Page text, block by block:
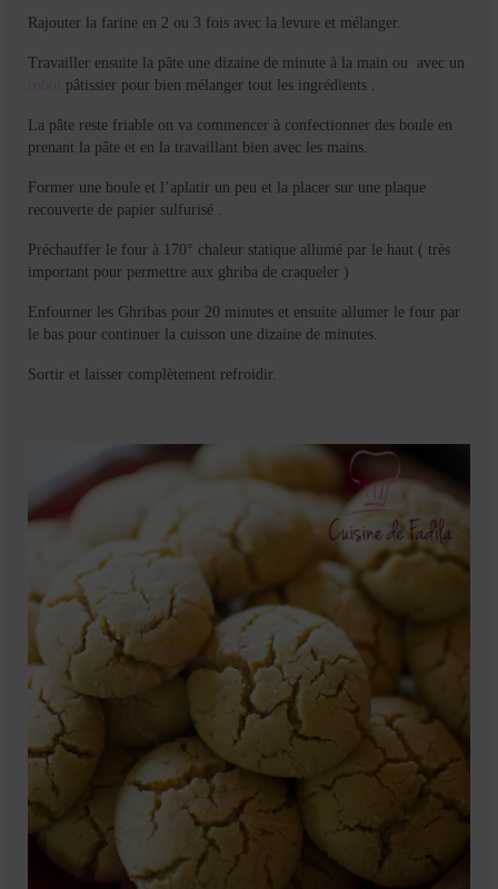
Rajouter la farine en 2 ou 3 fois avec la levure et mélanger.
Travailler ensuite la pâte une dizaine de minute à la main ou avec un
pâtissier pour bien mélanger tout les ingrédients .
La pâte reste friable on va commencer à confectionner des boule en
prenant la pâte et en la travaillant bien avec les mains.
Former une boule et l’aplatir un peu et la placer sur une plaque
recouverte de papier sulfurisé .
Préchauffer le four à 170° chaleur statique allumé par le haut ( très
important pour permettre aux ghriba de craqueler )
Enfourner les Ghribas pour 20 minutes et ensuite allumer le four par
le bas pour continuer la cuisson une dizaine de minutes.
Sortir et laisser complètement refroidir.